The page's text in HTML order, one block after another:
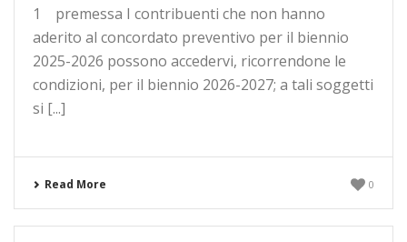
1 premessa I contribuenti che non hanno
aderito al concordato preventivo per il biennio
2025-2026 possono accedervi, ricorrendone le
condizioni, per il biennio 2026-2027; a tali soggetti
si [...]
Read More 0